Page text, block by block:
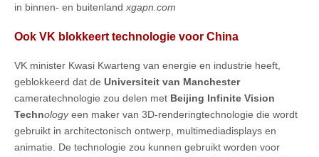
in binnen- en buitenland xgapn.com
Ook VK blokkeert technologie voor China
VK minister Kwasi Kwarteng van energie en industrie heeft,
geblokkeerd dat de Universiteit van Manchester
cameratechnologie zou delen met Beijing Infinite Vision
Technologyeen maker van 3D-renderingtechnologie die wordt
gebruikt in architectonisch ontwerp, multimediadisplays en
animatie. De technologie zou kunnen gebruikt worden voor